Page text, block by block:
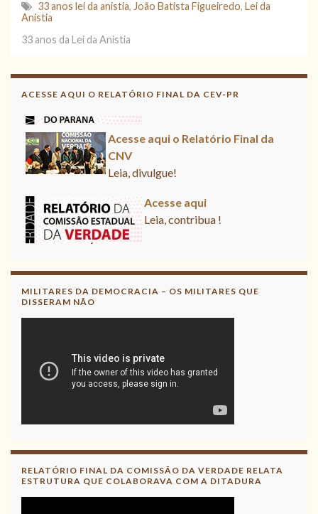
33 anos lei da anistia, João Batista Figueiredo, Lei da
Anistia
33 anos da Lei da Anistia
ACESSE AQUI O RELATÓRIO FINAL DA CEV-PR
CNV
Leia, divulgue!
Leia, contribua !
MILITARES DA DEMOCRACIA – OS MILITARES QUE
DISSERAM NÃO
RELATÓRIO FINAL DA COMISSÃO DA VERDADE RELATA
ESTRUTURA QUE COLABORAVA COM A DITADURA